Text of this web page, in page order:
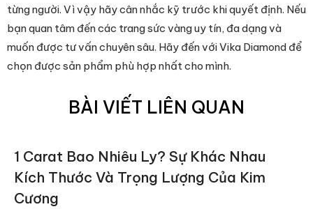
từng người. Vì vậy hãy cân nhắc kỹ trước khi quyết định. Nếu
bạn quan tâm đến các trang sức vàng uy tín, đa dạng và
muốn được tư vấn chuyên sâu. Hãy đến với Vika Diamond để
chọn được sản phẩm phù hợp nhất cho mình.
BÀI VIẾT LIÊN QUAN
1 Carat Bao Nhiêu Ly? Sự Khác Nhau
Kích Thước Và Trọng Lượng Của Kim
Cương